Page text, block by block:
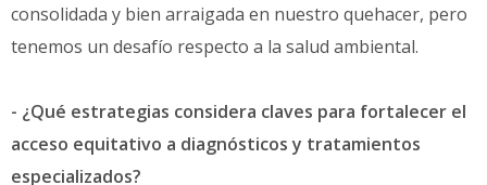
consolidada y bien arraigada en nuestro quehacer, pero
tenemos un desafío respecto a la salud ambiental.
- ¿Qué estrategias considera claves para fortalecer el
acceso equitativo a diagnósticos y tratamientos
especializados?